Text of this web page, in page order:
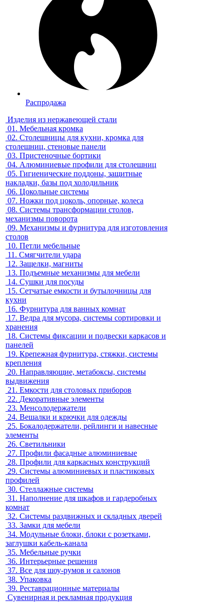
Распродажа
Изделия из нержавеющей стали
01. Мебельная кромка
02. Столешницы для кухни, кромка для
столешниц, стеновые панели
03. Пристеночные бортики
04. Алюминиевые профили для столешниц
05. Гигиенические поддоны, защитные
накладки, базы под холодильник
06. Цокольные системы
07. Ножки под цоколь, опорные, колеса
08. Системы трансформации столов,
механизмы поворота
09. Механизмы и фурнитура для изготовления
столов
10. Петли мебельные
11. Смягчители удара
12. Защелки, магниты
13. Подъемные механизмы для мебели
14. Сушки для посуды
15. Сетчатые емкости и бутылочницы для
кухни
16. Фурнитура для ванных комнат
17. Ведра для мусора, системы сортировки и
хранения
18. Системы фиксации и подвески каркасов и
панелей
19. Крепежная фурнитура, стяжки, системы
крепления
20. Направляющие, метабоксы, системы
выдвижения
21. Емкости для столовых приборов
22. Декоративные элементы
23. Менсолодержатели
24. Вешалки и крючки для одежды
25. Бокалодержатели, рейлинги и навесные
элементы
26. Светильники
27. Профили фасадные алюминиевые
28. Профили для каркасных конструкций
29. Системы алюминиевых и пластиковых
профилей
30. Стеллажные системы
31. Наполнение для шкафов и гардеробных
комнат
32. Системы раздвижных и складных дверей
33. Замки для мебели
34. Модульные блоки, блоки с розетками,
заглушки кабель-канала
35. Мебельные ручки
36. Интерьерные решения
37. Все для шоу-румов и салонов
38. Упаковка
39. Реставрационные материалы
Сувенирная и рекламная продукция